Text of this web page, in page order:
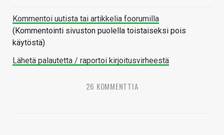
Kommentoi uutista tai artikkelia foorumilla
(Kommentointi sivuston puolella toistaiseksi pois
käytöstä)
Lähetä palautetta / raportoi kirjoitusvirheestä
26 KOMMENTTIA